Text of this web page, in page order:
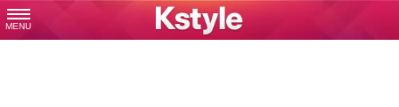
MENU